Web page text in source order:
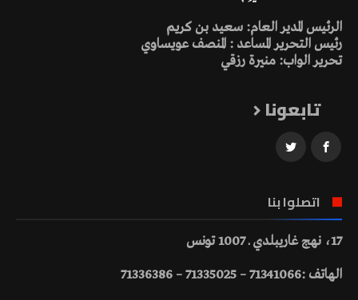
الرئيس المدير العام: سعيد بن كريم
رئيس التحرير المساعد : المنصف عويساوي
تحرير الواب: منيرة رزقي
تابعونا
اتصلوا بنا
17، نهج غاريبلدي ـ 1007 تونس
الهاتف :71341066 – 71335025 – 71336386